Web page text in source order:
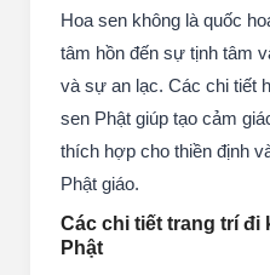
Hoa sen không là quốc
tâm hồn đến sự tịnh tâm
và sự an lạc. Các chi tiết
sen Phật giúp tạo cảm
thích hợp cho thiền định
Phật giáo.
Các chi tiết trang trí đi
Phật